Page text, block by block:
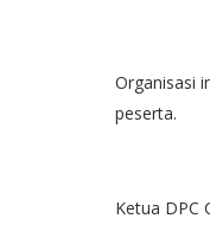
Organisasi
peserta.
Ketua DPC